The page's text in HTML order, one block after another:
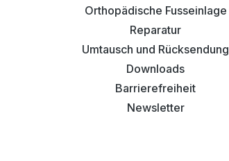
Orthopädische Fusseinlage
Reparatur
Umtausch und Rücksendung
Downloads
Barrierefreiheit
Newsletter